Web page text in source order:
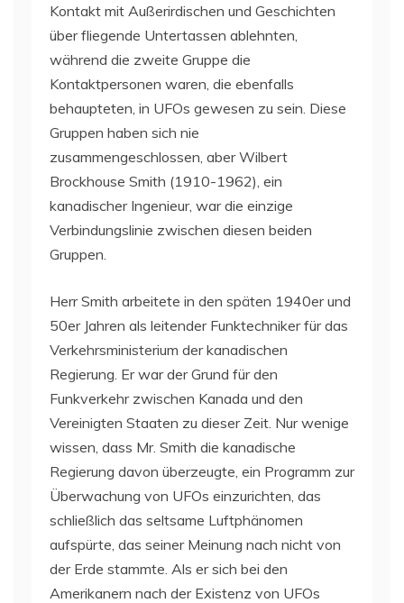
Kontakt mit Außerirdischen und Geschichten
über fliegende Untertassen ablehnten,
während die zweite Gruppe die
Kontaktpersonen waren, die ebenfalls
behaupteten, in UFOs gewesen zu sein. Diese
Gruppen haben sich nie
zusammengeschlossen, aber Wilbert
Brockhouse Smith (1910-1962), ein
kanadischer Ingenieur, war die einzige
Verbindungslinie zwischen diesen beiden
Gruppen.
Herr Smith arbeitete in den späten 1940er und
50er Jahren als leitender Funktechniker für das
Verkehrsministerium der kanadischen
Regierung. Er war der Grund für den
Funkverkehr zwischen Kanada und den
Vereinigten Staaten zu dieser Zeit. Nur wenige
wissen, dass Mr. Smith die kanadische
Regierung davon überzeugte, ein Programm zur
Überwachung von UFOs einzurichten, das
schließlich das seltsame Luftphänomen
aufspürte, das seiner Meinung nach nicht von
der Erde stammte. Als er sich bei den
Amerikanern nach der Existenz von UFOs